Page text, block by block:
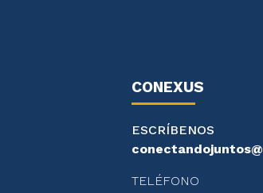
CONEXUS
ESCRÍBENOS
TELÉFONO